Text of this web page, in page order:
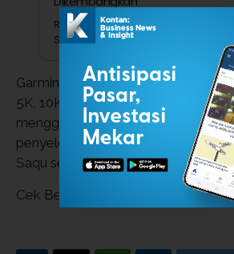
Reporter Nurtiandriyani
Simamora
Garmin menyediakan empat
5K, 10K, Half Marathon (21K), dan
menggandeng sejumlah mitra
penyelenggaraan ajang ini. Salah
Saqu sebagai mitra perbankan.
Cek Berita dan Artikel yang lain di